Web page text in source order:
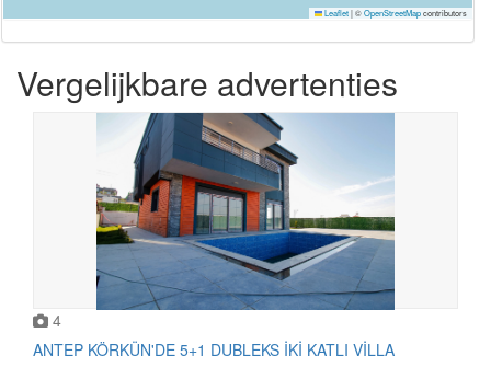
Leaflet|©OpenStreetMapcontributors
Vergelijkbare advertenties
4
ANTEP KÖRKÜN'DE 5+1 DUBLEKS İKİ KATLI VİLLA